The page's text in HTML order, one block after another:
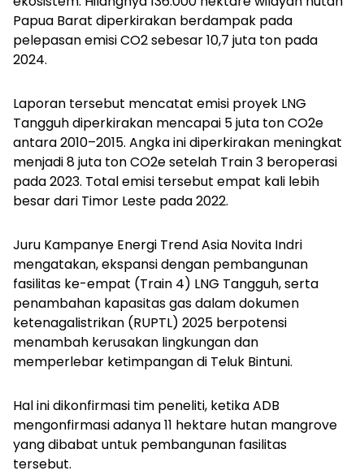
Papua Barat diperkirakan berdampak pada
pelepasan emisi CO2 sebesar 10,7 juta ton pada
2024.
Laporan tersebut mencatat emisi proyek LNG
Tangguh diperkirakan mencapai 5 juta ton CO2e
antara 2010–2015. Angka ini diperkirakan meningkat
menjadi 8 juta ton CO2e setelah Train 3 beroperasi
pada 2023. Total emisi tersebut empat kali lebih
besar dari Timor Leste pada 2022.
Juru Kampanye Energi Trend Asia Novita Indri
mengatakan, ekspansi dengan pembangunan
fasilitas ke-empat (Train 4) LNG Tangguh, serta
penambahan kapasitas gas dalam dokumen
ketenagalistrikan (RUPTL) 2025 berpotensi
menambah kerusakan lingkungan dan
memperlebar ketimpangan di Teluk Bintuni.
Hal ini dikonfirmasi tim peneliti, ketika ADB
mengonfirmasi adanya 11 hektare hutan mangrove
yang dibabat untuk pembangunan fasilitas
tersebut.